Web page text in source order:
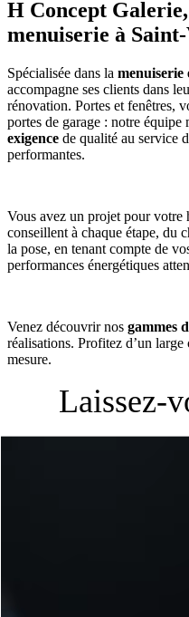
H Concept Galerie,
menuiserie à
Spécialisée dans la menuiserie
accompagne ses clients dans
rénovation. Portes et fenêtres,
portes de garage : notre équipe
exigence de qualité au service
performantes.
Vous avez un projet pour votre
conseillent à chaque étape, du
la pose, en tenant compte de
performances énergétiques
Venez découvrir nos gammes
réalisations. Profitez d’un
mesure.
Laissez-